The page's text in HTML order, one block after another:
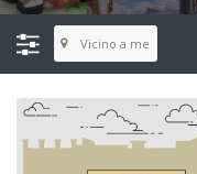
Vicino a me